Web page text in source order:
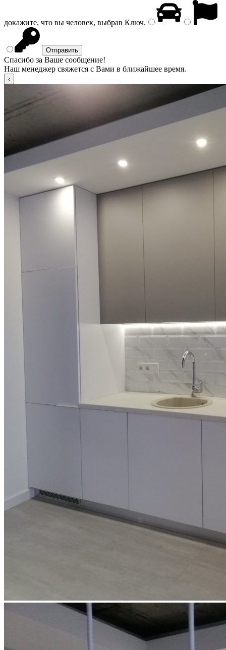
докажите, что вы человек, выбрав Ключ.
Спасибо за Ваше сообщение!
Наш менеджер свяжется с Вами в ближайшее время.